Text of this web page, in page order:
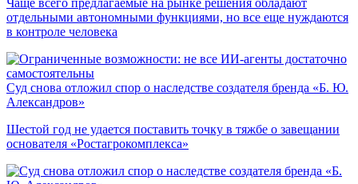
Чаще всего предлагаемые на рынке решения обладают
отдельными автономными функциями, но все еще нуждаются
в контроле человека
Суд снова отложил спор о наследстве создателя бренда «Б. Ю.
Александров»
Шестой год не удается поставить точку в тяжбе о завещании
основателя «Ростагрокомплекса»